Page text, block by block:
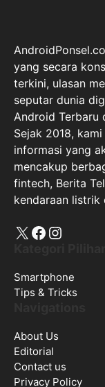
yang secara
terkini, ulasan
seputar dunia
Android Terbaru
Sejak 2018,
informasi yang
mencakup
fintech, Berita
kendaraan listrik
X Facebook
Smartphone
Tips & Tricks
About Us
Editorial
Contact us
Privacy Policy